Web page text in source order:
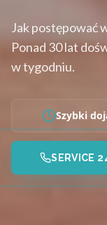
Jak postępować
Ponad 30 lat
w tygodniu.
Szybki
SERVICE